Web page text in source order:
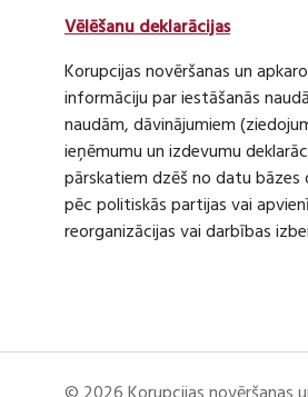
Vēlēšanu deklarācijas
Korupcijas novēršanas un
informāciju par iestāšanās
naudām, dāvinājumiem
ieņēmumu un izdevumu
pārskatiem dzēš no datu bāzes
pēc politiskās partijas vai
reorganizācijas vai darbības